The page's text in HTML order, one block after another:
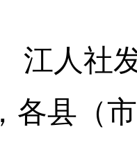
江人社
各县（